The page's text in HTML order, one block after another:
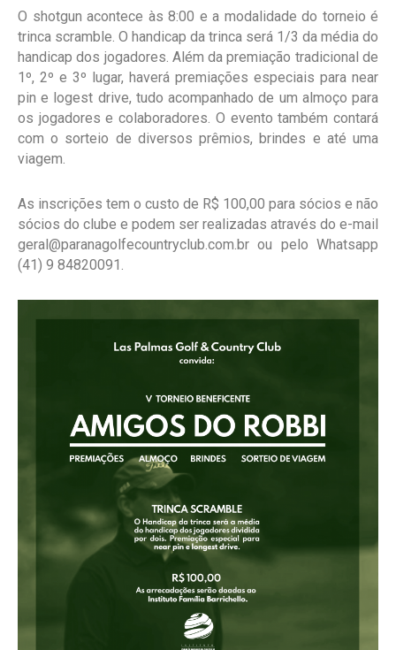
O shotgun acontece às 8:00 e a modalidade do torneio é
trinca scramble. O handicap da trinca será 1/3 da média do
handicap dos jogadores. Além da premiação tradicional de
1º, 2º e 3º lugar, haverá premiações especiais para near
pin e logest drive, tudo acompanhado de um almoço para
os jogadores e colaboradores. O evento também contará
com o sorteio de diversos prêmios, brindes e até uma
viagem.
As inscrições tem o custo de R$ 100,00 para sócios e não
sócios do clube e podem ser realizadas através do e-mail
geral@paranagolfecountryclub.com.br ou pelo Whatsapp
(41) 9 84820091.